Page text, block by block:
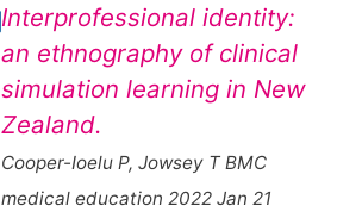
Interprofessional identity:
an ethnography of clinical
simulation learning in New
Zealand.
Cooper-Ioelu P, Jowsey T BMC
medical education 2022 Jan 21